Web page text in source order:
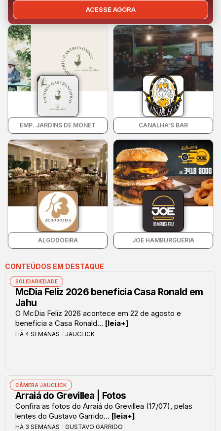
EMP. JARDINS DE MONET CANALHA'S BAR
ALGODOEIRA JOE HAMBURGUERIA
ACESSE AGORA
CONTEÚDOS EM DESTAQUE
SOLIDARIEDADE
McDia Feliz 2026 beneficia Casa Ronald em
Jahu
O McDia Feliz 2026 acontece em 22 de agosto e
beneficia a Casa Ronald... [leia+]
HÁ 4 SEMANAS JAUCLICK
CÂMERA JAUCLICK
Arraiá do Grevillea | Fotos
Confira as fotos do Arraiá do Grevillea (17/07), pelas
lentes do Gustavo Garrido... [leia+]
HÁ 3 SEMANAS GUSTAVO GARRIDO